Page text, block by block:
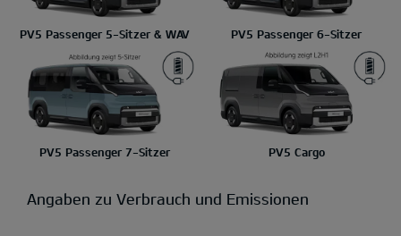
PV5 Passenger 5-Sitzer & WAV PV5 Passenger 6-Sitzer
PV5 Passenger 7-Sitzer PV5 Cargo
Angaben zu Verbrauch und Emissionen